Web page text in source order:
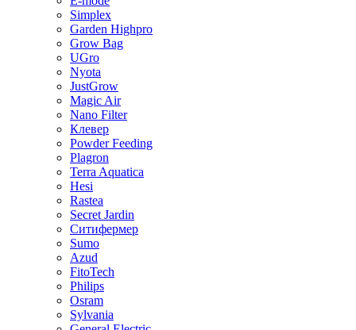
Simplex
Garden Highpro
Grow Bag
UGro
Nyota
JustGrow
Magic Air
Nano Filter
Клевер
Powder Feeding
Plagron
Terra Aquatica
Hesi
Rastea
Secret Jardin
Ситифермер
Sumo
Azud
FitoTech
Philips
Osram
Sylvania